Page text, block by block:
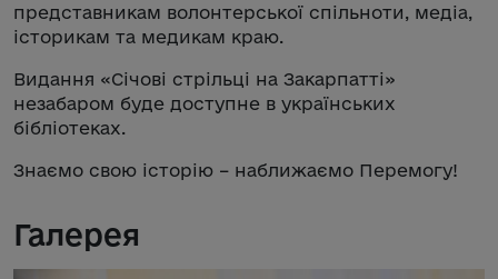
представникам волонтерської спільноти, медіа,
історикам та медикам краю.
Видання «Січові стрільці на Закарпатті»
незабаром буде доступне в українських
бібліотеках.
Знаємо свою історію – наближаємо Перемогу!
Галерея